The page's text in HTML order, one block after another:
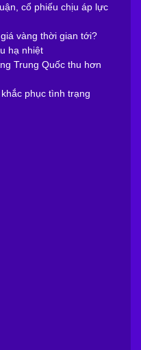
cổ phiếu chịu áp lực
vàng thời gian tới?
hạ nhiệt
Trung Quốc thu hơn
phục tình trạng